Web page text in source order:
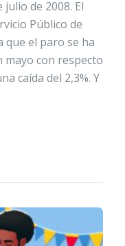
de 2008. El
Público de
que el paro se ha
mayo con respecto
caída del 2,3%. Y